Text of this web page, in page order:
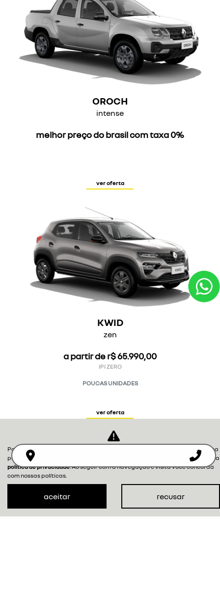
OROCH
intense
melhor preço do brasil com taxa 0%
ver oferta
KWID
zen
a partir de r$ 65.990,00
IPI ZERO
POUCAS UNIDADES
ver oferta
Para otimizar sua experiência durante a navegação, fazemos uso de nossa
política de cookies e para proteger seus dados pessoais respeitamos nossa
política de privacidade. Ao seguir com a navegação e visita você concorda
com nossas políticas.
aceitar recusar